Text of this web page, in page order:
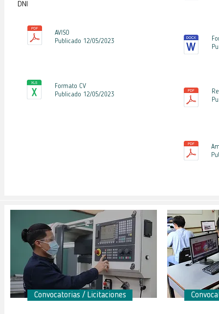
DNI
AVISO
Publicado 12/05/2023
Formato CV
Publicado 12/05/2023
Convocatorias / Licitaciones